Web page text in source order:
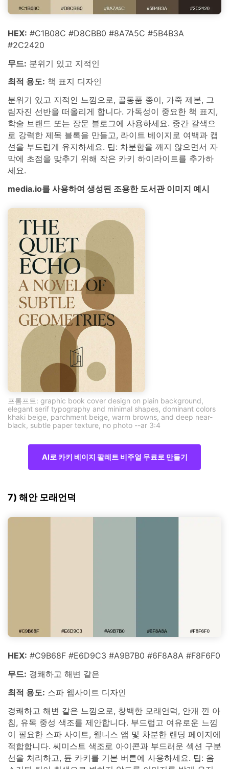
HEX: #C1B08C #D8CBB0 #8A7A5C #5B4B3A
#2C2420
무드: 분위기 있고 지적인
최적 용도: 책 표지 디자인
분위기 있고 지적인 느낌으로, 골동품 종이, 가죽 제본, 그
림자진 선반을 떠올리게 합니다. 가독성이 중요한 책 표지,
학술 브랜드 또는 장문 블로그에 사용하세요. 중간 갈색으
로 강력한 제목 블록을 만들고, 라이트 베이지로 여백과 캡
션을 부드럽게 유지하세요. 팁: 차분함을 깨지 않으면서 자
막에 초점을 맞추기 위해 작은 카키 하이라이트를 추가하
세요.
media.io를 사용하여 생성된 조용한 도서관 이미지 예시
프롬프트: graphic book cover design on plain background,
elegant serif typography and minimal shapes, dominant colors
khaki beige, parchment beige, warm browns, and deep near-
black, subtle paper texture, no photo --ar 3:4
AI로 카키 베이지 팔레트 비주얼 무료로 만들기
7) 해안 모래언덕
HEX: #C9B68F #E6D9C3 #A9B7B0 #6F8A8A #F8F6F0
무드: 경쾌하고 해변 같은
최적 용도: 스파 웹사이트 디자인
경쾌하고 해변 같은 느낌으로, 창백한 모래언덕, 안개 낀 아
침, 유목 중성 색조를 제안합니다. 부드럽고 여유로운 느낌
이 필요한 스파 사이트, 웰니스 앱 및 차분한 랜딩 페이지에
적합합니다. 씨미스트 색조로 아이콘과 부드러운 섹션 구분
선을 처리하고, 듄 카키를 기본 버튼에 사용하세요. 팁: 음